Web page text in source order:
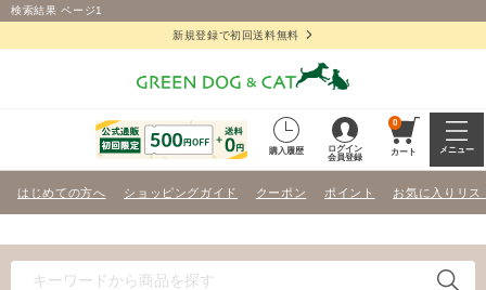
検索結果 ページ1
新規登録で初回送料無料
購入履歴
ログイン
会員登録
0
カート メニュー
はじめての方へ ショッピングガイド クーポン ポイント お気に入りリス